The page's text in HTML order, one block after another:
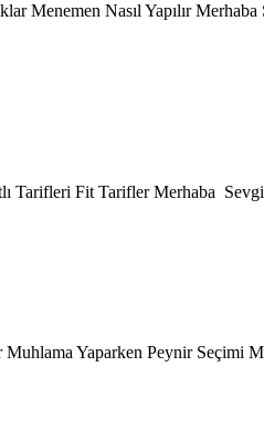
Menemen Nasıl Yapılır
Tarifleri Fit Tarifler Merhaba
Muhlama Yaparken Peynir